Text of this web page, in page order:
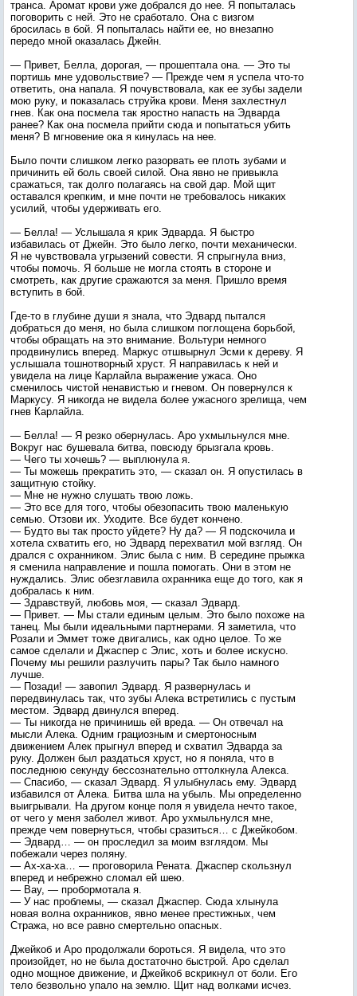
транса. Аромат крови уже добрался до нее. Я попыталась
поговорить с ней. Это не сработало. Она с визгом
бросилась в бой. Я попыталась найти ее, но внезапно
передо мной оказалась Джейн.
— Привет, Белла, дорогая, — прошептала она. — Это ты
портишь мне удовольствие? — Прежде чем я успела что-то
ответить, она напала. Я почувствовала, как ее зубы задели
мою руку, и показалась струйка крови. Меня захлестнул
гнев. Как она посмела так яростно напасть на Эдварда
ранее? Как она посмела прийти сюда и попытаться убить
меня? В мгновение ока я кинулась на нее.
Было почти слишком легко разорвать ее плоть зубами и
причинить ей боль своей силой. Она явно не привыкла
сражаться, так долго полагаясь на свой дар. Мой щит
оставался крепким, и мне почти не требовалось никаких
усилий, чтобы удерживать его.
— Белла! — Услышала я крик Эдварда. Я быстро
избавилась от Джейн. Это было легко, почти механически.
Я не чувствовала угрызений совести. Я спрыгнула вниз,
чтобы помочь. Я больше не могла стоять в стороне и
смотреть, как другие сражаются за меня. Пришло время
вступить в бой.
Где-то в глубине души я знала, что Эдвард пытался
добраться до меня, но была слишком поглощена борьбой,
чтобы обращать на это внимание. Вольтури немного
продвинулись вперед. Маркус отшвырнул Эсми к дереву. Я
услышала тошнотворный хруст. Я направилась к ней и
увидела на лице Карлайла выражение ужаса. Оно
сменилось чистой ненавистью и гневом. Он повернулся к
Маркусу. Я никогда не видела более ужасного зрелища, чем
гнев Карлайла.
— Белла! — Я резко обернулась. Аро ухмыльнулся мне.
Вокруг нас бушевала битва, повсюду брызгала кровь.
— Чего ты хочешь? — выплюнула я.
— Ты можешь прекратить это, — сказал он. Я опустилась в
защитную стойку.
— Мне не нужно слушать твою ложь.
— Это все для того, чтобы обезопасить твою маленькую
семью. Отзови их. Уходите. Все будет кончено.
— Будто вы так просто уйдете? Ну да? — Я подскочила и
хотела схватить его, но Эдвард перехватил мой взгляд. Он
дрался с охранником. Элис была с ним. В середине прыжка
я сменила направление и пошла помогать. Они в этом не
нуждались. Элис обезглавила охранника еще до того, как я
добралась к ним.
— Здравствуй, любовь моя, — сказал Эдвард.
— Привет. — Мы стали единым целым. Это было похоже на
танец. Мы были идеальными партнерами. Я заметила, что
Розали и Эммет тоже двигались, как одно целое. То же
самое сделали и Джаспер с Элис, хоть и более искусно.
Почему мы решили разлучить пары? Так было намного
лучше.
— Позади! — завопил Эдвард. Я развернулась и
передвинулась так, что зубы Алека встретились с пустым
местом. Эдвард двинулся вперед.
— Ты никогда не причинишь ей вреда. — Он отвечал на
мысли Алека. Одним грациозным и смертоносным
движением Алек прыгнул вперед и схватил Эдварда за
руку. Должен был раздаться хруст, но я поняла, что в
последнюю секунду бессознательно оттолкнула Алекса.
— Спасибо, — сказал Эдвард. Я улыбнулась ему. Эдвард
избавился от Алека. Битва шла на убыль. Мы определенно
выигрывали. На другом конце поля я увидела нечто такое,
от чего у меня заболел живот. Аро ухмыльнулся мне,
прежде чем повернуться, чтобы сразиться… с Джейкобом.
— Эдвард… — он проследил за моим взглядом. Мы
побежали через поляну.
— Ах-ха-ха… — проговорила Рената. Джаспер скользнул
вперед и небрежно сломал ей шею.
— Вау, — пробормотала я.
— У нас проблемы, — сказал Джаспер. Сюда хлынула
новая волна охранников, явно менее престижных, чем
Стража, но все равно смертельно опасных.
Джейкоб и Аро продолжали бороться. Я видела, что это
произойдет, но не была достаточно быстрой. Аро сделал
одно мощное движение, и Джейкоб вскрикнул от боли. Его
тело безвольно упало на землю. Щит над волками исчез.